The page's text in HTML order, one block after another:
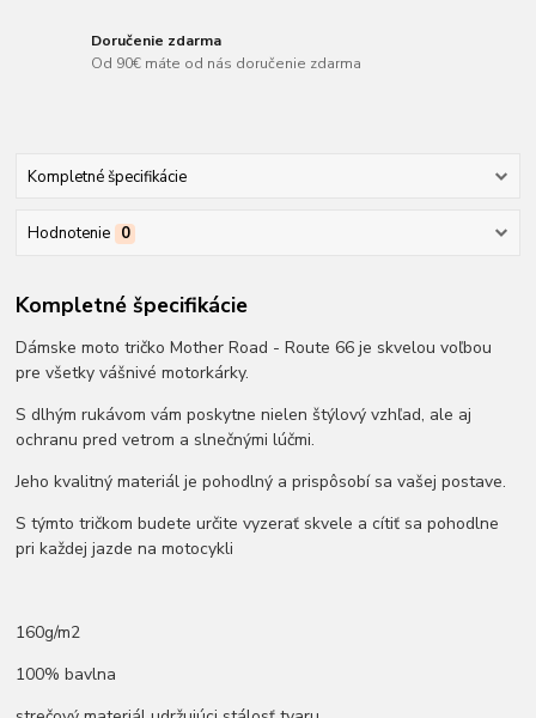
Doručenie zdarma
Od 90€ máte od nás doručenie zdarma
Kompletné špecifikácie
Hodnotenie 0
Kompletné špecifikácie
Dámske moto tričko Mother Road - Route 66 je skvelou voľbou
pre všetky vášnivé motorkárky.
S dlhým rukávom vám poskytne nielen štýlový vzhľad, ale aj
ochranu pred vetrom a slnečnými lúčmi.
Jeho kvalitný materiál je pohodlný a prispôsobí sa vašej postave.
S týmto tričkom budete určite vyzerať skvele a cítiť sa pohodlne
pri každej jazde na motocykli
160g/m2
100% bavlna